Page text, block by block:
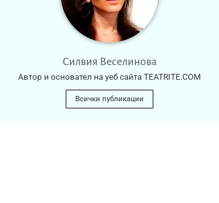
Силвия Веселинова
Автор и основател на уеб сайта TEATRITE.COM
Всички публикации